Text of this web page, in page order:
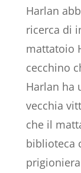
Harlan
ricerca di
mattatoio
cecchino
Harlan ha
vecchia
che il
biblioteca